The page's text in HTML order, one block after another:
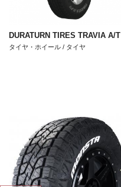
DURATURN TIRES TRAVIA A/T
タイヤ・ホイール / タイヤ